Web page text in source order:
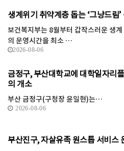
생계위기 취약계층 돕는 ‘그냥드림
보건복지부는 8월부터 갑작스러운 생계
의 운영시간을 최소 …
2026-08-06
금정구, 부산대학교에 대학일자리
의 개소
부산 금정구(구청장 윤일현)는…
2026-08-06
부산진구, 자살유족 원스톱 서비스